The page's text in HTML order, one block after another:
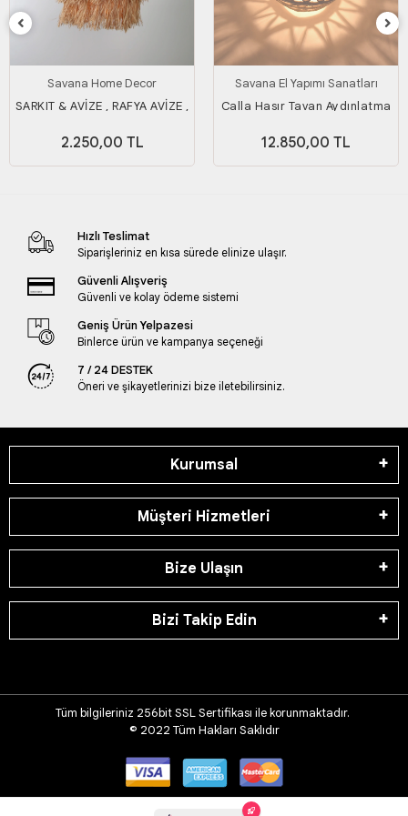
Savana Home Decor
SARKIT & AVİZE , RAFYA AVİZE ,
2.250,00 TL
Savana El Yapımı Sanatları
Calla Hasır Tavan Aydınlatma
12.850,00 TL
Hızlı Teslimat
Siparişleriniz en kısa sürede elinize ulaşır.
Güvenli Alışveriş
Güvenli ve kolay ödeme sistemi
Geniş Ürün Yelpazesi
Binlerce ürün ve kampanya seçeneği
7 / 24 DESTEK
Öneri ve şikayetlerinizi bize iletebilirsiniz.
Kurumsal
Müşteri Hizmetleri
Bize Ulaşın
Bizi Takip Edin
Tüm bilgileriniz 256bit SSL Sertifikası ile korunmaktadır.
© 2022 Tüm Hakları Saklıdır